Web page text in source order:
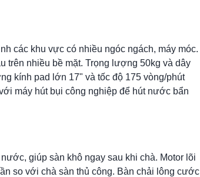
các khu vực có nhiều ngóc ngách, máy móc.
trên nhiều bề mặt. Trọng lượng 50kg và dây
kính pad lớn 17" và tốc độ 175 vòng/phút
máy hút bụi công nghiệp để hút nước bẩn
giúp sàn khô ngay sau khi chà. Motor lõi
so với chà sàn thủ công. Bàn chải lông cước